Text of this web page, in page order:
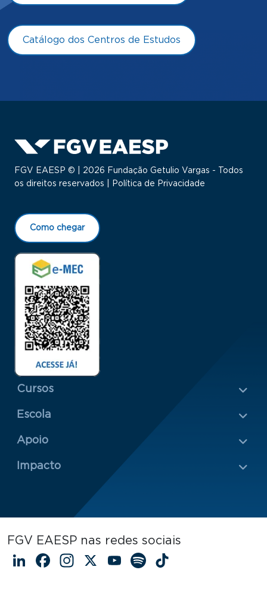
Catálogo dos Centros de Estudos
FGV EAESP © | 2026 Fundação Getulio Vargas - Todos
os direitos reservados |
Política de Privacidade
Como chegar
Menu Rodapé 1
Cursos
Escola
Rodapé 2
Apoio
Impacto
FGV EAESP nas redes sociais
LinkedIn
Facebook
Instagram
X YouTube
Spotify